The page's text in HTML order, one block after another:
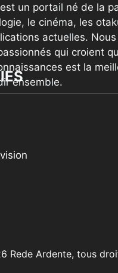
un portail né de la
le cinéma, les
actuelles.
qui croient
est la
ensemble.
Rede Ardente, tous